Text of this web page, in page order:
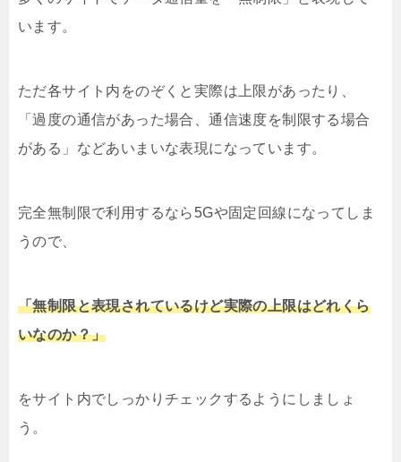
います。
ただ各サイト内をのぞくと実際は上限があったり、
「過度の通信があった場合、通信速度を制限する場合
がある」などあいまいな表現になっています。
完全無制限で利用するなら5Gや固定回線になってしま
うので、
「無制限と表現されているけど実際の上限はどれくら
いなのか？」
をサイト内でしっかりチェックするようにしましょ
う。